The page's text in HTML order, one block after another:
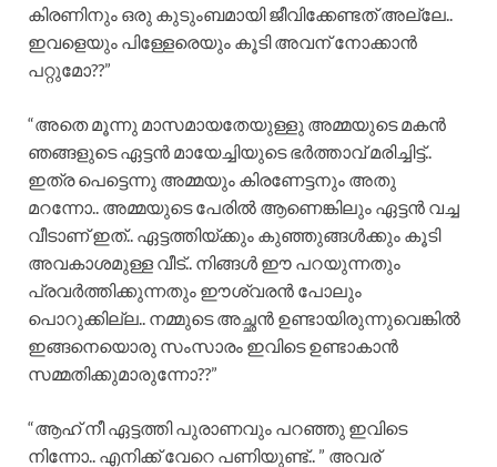
കിരണിനും ഒരു കുടുംബമായി ജീവിക്കേണ്ടത് അല്ലേ..
ഇവളെയും പിള്ളേരെയും കൂടി അവന് നോക്കാൻ
പറ്റുമോ??”
“അതെ മൂന്നു മാസമായതേയുള്ളു അമ്മയുടെ മകൻ
ഞങ്ങളുടെ ഏട്ടൻ മായേച്ചിയുടെ ഭർത്താവ് മരിച്ചിട്ട്..
ഇത്ര പെട്ടെന്നു അമ്മയും കിരണേട്ടനും അതു
മറന്നോ.. അമ്മയുടെ പേരിൽ ആണെങ്കിലും ഏട്ടൻ വച്ച
വീടാണ് ഇത്.. ഏട്ടത്തിയ്ക്കും കുഞ്ഞുങ്ങൾക്കും കൂടി
അവകാശമുള്ള വീട്.. നിങ്ങൾ ഈ പറയുന്നതും
പ്രവർത്തിക്കുന്നതും ഈശ്വരൻ പോലും
പൊറുക്കില്ല.. നമ്മുടെ അച്ഛൻ ഉണ്ടായിരുന്നുവെങ്കിൽ
ഇങ്ങനെയൊരു സംസാരം ഇവിടെ ഉണ്ടാകാൻ
സമ്മതിക്കുമാരുന്നോ??”
“ആഹ് നീ ഏട്ടത്തി പുരാണവും പറഞ്ഞു ഇവിടെ
നിന്നോ.. എനിക്ക് വേറെ പണിയുണ്ട്.. ” അവര്